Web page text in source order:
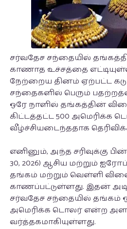
சர்வதேச சந்தையில்
காணாத உச்சத்தை
நேற்றைய தினம் ஏற்பட்ட
சந்தைகளில் பெரும்
ஒரே நாளில் தங்கத்தின்
கிட்டத்தட்ட 500 அமெரிக்க
வீழ்ச்சியடைந்ததாக
எனினும், அந்த சரிவுக்கு
30, 2026) ஆசிய மற்றும்
தங்கம் மற்றும் வெள்ளி
காணப்பட்டுள்ளது. இதன்
சர்வதேச சந்தையில் தங்கம்
அமெரிக்க டொலர் என்ற
வர்த்தகமாகியுள்ளது.